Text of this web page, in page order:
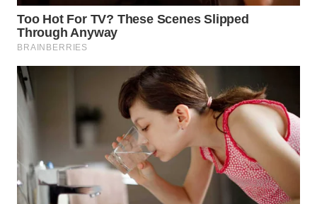
WN
LABUHANBATU
TAPANULI
SERDANG